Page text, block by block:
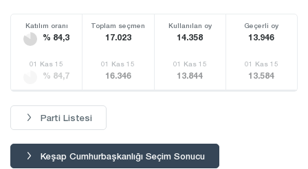
Katılım oranı
% 84,3
Toplam seçmen
17.023
Kullanılan oy
14.358
Geçerli oy
13.946
01 Kas 15
% 84,7
01 Kas 15
16.346
01 Kas 15
13.844
01 Kas 15
13.584
Parti Listesi
Keşap Cumhurbaşkanlığı Seçim Sonucu